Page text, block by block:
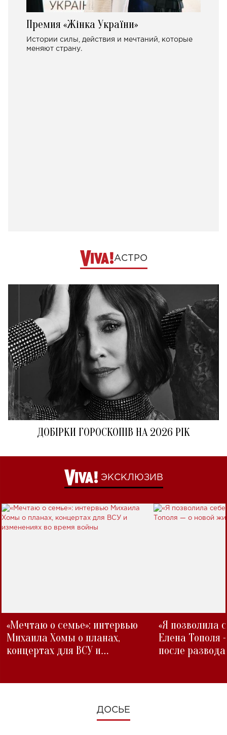
Премия «Жінка України»
Истории силы, действия и мечтаний, которые
меняют страну.
АСТРО
ДОБІРКИ ГОРОСКОПІВ НА 2026 РІК
ЭКСКЛЮЗИВ
«Мечтаю о семье»: интервью
Михаила Хомы о планах,
концертах для ВСУ и
«Я позволила
Елена Тополя
после развода
ДОСЬЕ